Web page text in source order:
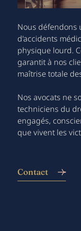
Contact
Nous défendons
d'accidents
physique lourd.
garantit à nos
maîtrise totale
Nos avocats ne
techniciens du
engagés,
que vivent les